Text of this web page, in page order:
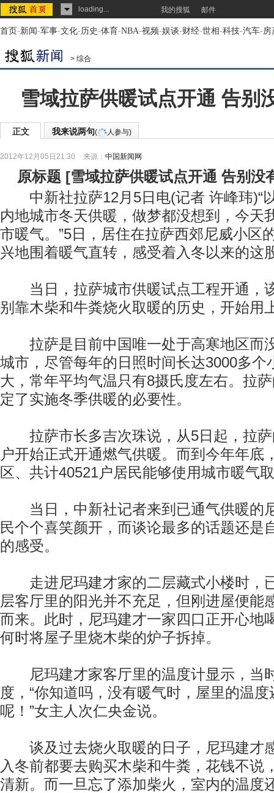
loading... 我的搜狐 邮件
首页-新闻-军事-文化-历史-体育-NBA-视频-娱谈-财经-世相-科技-汽车-房
> 综合
雪域拉萨供暖试点开通 告别
正文 我来说两句( 人参与)
2012年12月05日21:30 来源： 中国新闻网
原标题 [雪域拉萨供暖试点开通 告别没
中新社拉萨12月5日电(记者 许峰玮)“
内地城市冬天供暖，做梦都没想到，今天
市暖气。”5日，居住在拉萨西郊尼威小区
兴地围着暖气直转，感受着入冬以来的这
当日，拉萨城市供暖试点工程开通，
别靠木柴和牛粪烧火取暖的历史，开始用
拉萨是目前中国唯一处于高寒地区而
城市，尽管每年的日照时间长达3000多个
大，常年平均气温只有8摄氏度左右。拉
定了实施冬季供暖的必要性。
拉萨市长多吉次珠说，从5日起，拉萨
户开始正式开通燃气供暖。而到今年年底
区、共计40521户居民能够使用城市暖气
当日，中新社记者来到已通气供暖的
民个个喜笑颜开，而谈论最多的话题还是
的感受。
走进尼玛建才家的二层藏式小楼时，
层客厅里的阳光并不充足，但刚进屋便能
而来。此时，尼玛建才一家四口正开心地
何时将屋子里烧木柴的炉子拆掉。
尼玛建才家客厅里的温度计显示，当
度，“你知道吗，没有暖气时，屋里的温
呢！”女主人次仁央金说。
谈及过去烧火取暖的日子，尼玛建才
入冬前都要去购买木柴和牛粪，花钱不说
清新。而一旦忘了添加柴火，室内的温度